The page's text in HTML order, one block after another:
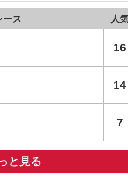
ース 人
16
14
7
と見る